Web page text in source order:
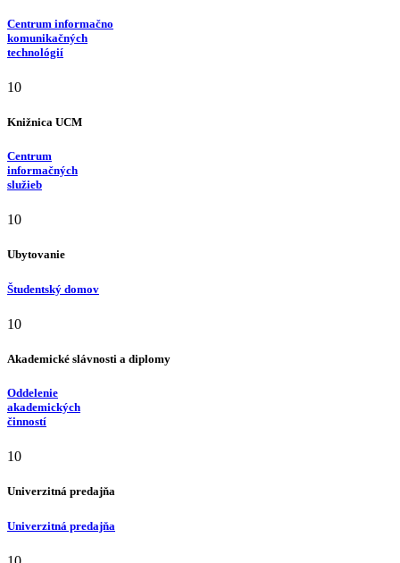
Centrum informačno
komunikačných
technológií
10
Knižnica UCM
Centrum
informačných
služieb
10
Ubytovanie
Študentský domov
10
Akademické slávnosti a diplomy
Oddelenie
akademických
činností
10
Univerzitná predajňa
Univerzitná predajňa